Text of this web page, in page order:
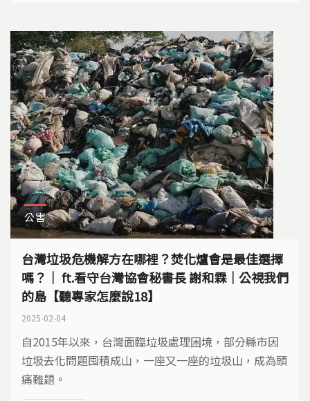
公害
台灣垃圾危機解方在哪裡？焚化爐會是最佳選擇
嗎？｜ ft.看守台灣協會秘書長 謝和霖｜公視我們
的島【聽專家怎麼說18】
2025-02-04
自2015年以來，台灣面臨垃圾處理困境，部分縣市因
垃圾去化問題囤積成山，一座又一座的垃圾山，成為頭
痛難題。